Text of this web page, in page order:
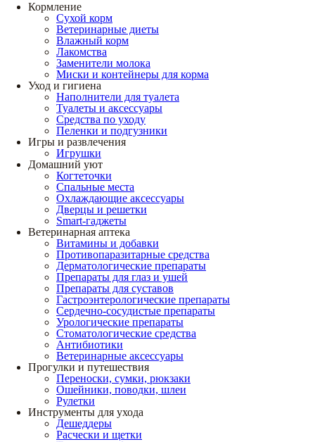
Кормление
Сухой корм
Ветеринарные диеты
Влажный корм
Лакомства
Заменители молока
Миски и контейнеры для корма
Уход и гигиена
Наполнители для туалета
Туалеты и аксессуары
Средства по уходу
Пеленки и подгузники
Игры и развлечения
Игрушки
Домашний уют
Когтеточки
Спальные места
Охлаждающие аксессуары
Дверцы и решетки
Smart-гаджеты
Ветеринарная аптека
Витамины и добавки
Противопаразитарные средства
Дерматологические препараты
Препараты для глаз и ушей
Препараты для суставов
Гастроэнтерологические препараты
Сердечно-сосудистые препараты
Урологические препараты
Стоматологические средства
Антибиотики
Ветеринарные аксессуары
Прогулки и путешествия
Переноски, сумки, рюкзаки
Ошейники, поводки, шлеи
Рулетки
Инструменты для ухода
Дешеддеры
Расчески и щетки